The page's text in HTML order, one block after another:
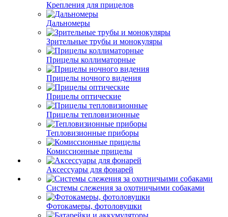
Крепления для прицелов
Дальномеры
Зрительные трубы и монокуляры
Прицелы коллиматорные
Прицелы ночного видения
Прицелы оптические
Прицелы тепловизионные
Тепловизионные приборы
Комиссионные прицелы
Аксессуары для фонарей
Системы слежения за охотничьими собаками
Фотокамеры, фотоловушки